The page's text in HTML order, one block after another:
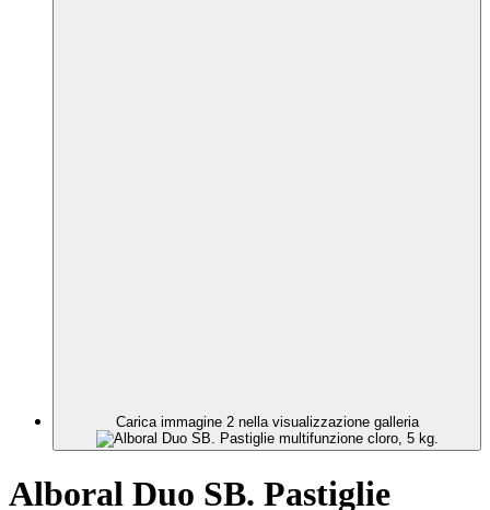
Carica immagine 2 nella visualizzazione galleria
Alboral Duo SB. Pastiglie